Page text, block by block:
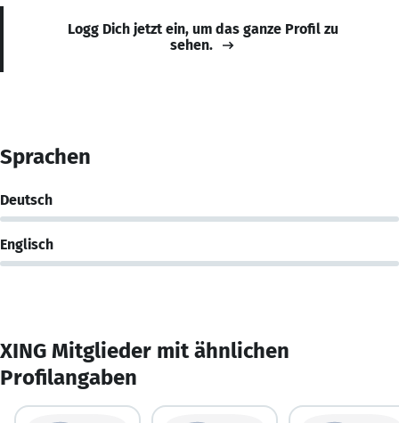
Logg Dich jetzt ein, um das ganze Profil zu
sehen.
Sprachen
Deutsch
Englisch
XING Mitglieder mit ähnlichen
Profilangaben